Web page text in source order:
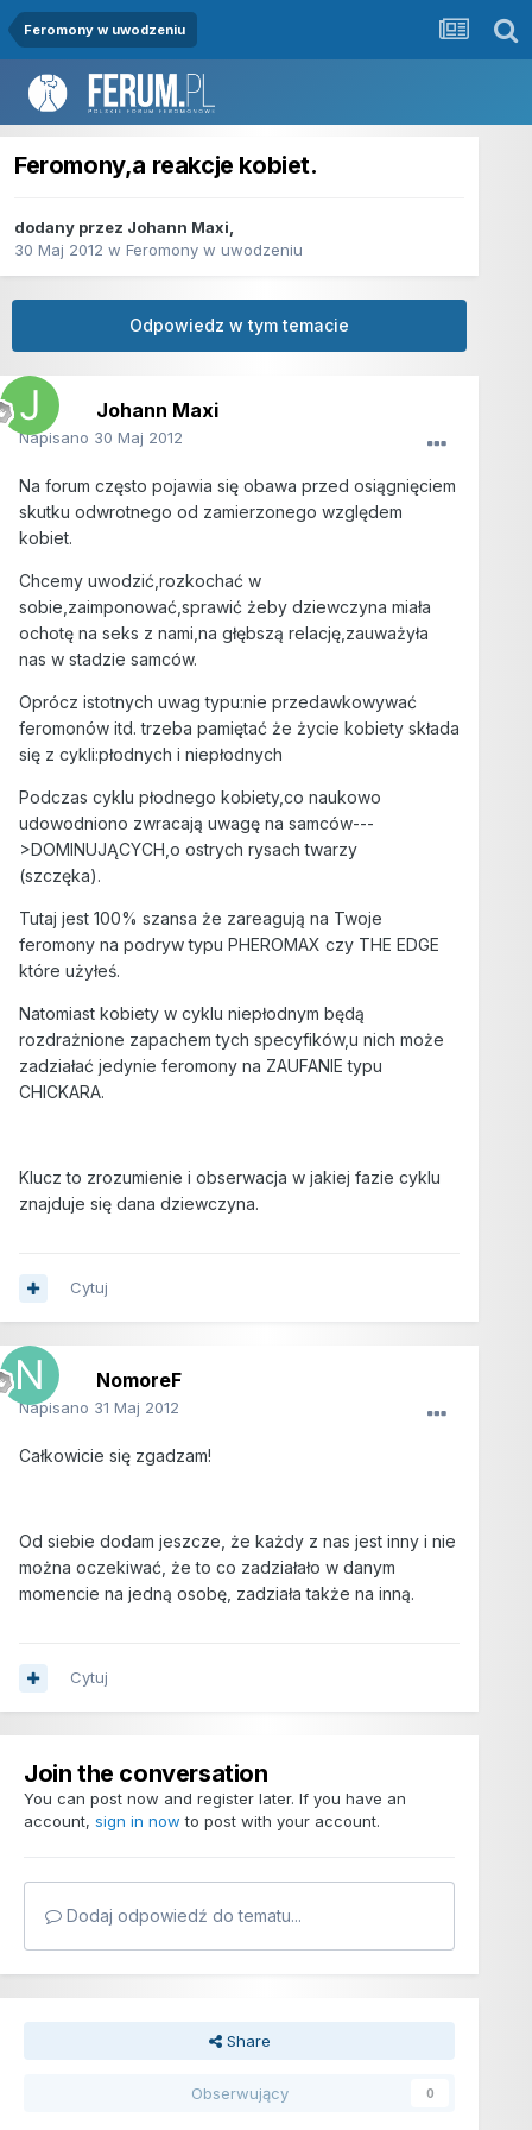
Feromony w uwodzeniu
Feromony,a reakcje kobiet.
dodany przez Johann Maxi,
30 Maj 2012 w Feromony w uwodzeniu
Odpowiedz w tym temacie
Johann Maxi
Napisano 30 Maj 2012
Na forum często pojawia się obawa przed osiągnięciem
skutku odwrotnego od zamierzonego względem
kobiet.
Chcemy uwodzić,rozkochać w
sobie,zaimponować,sprawić żeby dziewczyna miała
ochotę na seks z nami,na głębszą relację,zauważyła
nas w stadzie samców.
Oprócz istotnych uwag typu:nie przedawkowywać
feromonów itd. trzeba pamiętać że życie kobiety składa
się z cykli:płodnych i niepłodnych
Podczas cyklu płodnego kobiety,co naukowo
udowodniono zwracają uwagę na samców---
>DOMINUJĄCYCH,o ostrych rysach twarzy
(szczęka).
Tutaj jest 100% szansa że zareagują na Twoje
feromony na podryw typu PHEROMAX czy THE EDGE
które użyłeś.
Natomiast kobiety w cyklu niepłodnym będą
rozdrażnione zapachem tych specyfików,u nich może
zadziałać jedynie feromony na ZAUFANIE typu
CHICKARA.
Klucz to zrozumienie i obserwacja w jakiej fazie cyklu
znajduje się dana dziewczyna.
Cytuj
NomoreF
Napisano 31 Maj 2012
Całkowicie się zgadzam!
Od siebie dodam jeszcze, że każdy z nas jest inny i nie
można oczekiwać, że to co zadziałało w danym
momencie na jedną osobę, zadziała także na inną.
Cytuj
Join the conversation
You can post now and register later. If you have an
account, sign in now to post with your account.
Dodaj odpowiedź do tematu...
Share
Obserwujący 0